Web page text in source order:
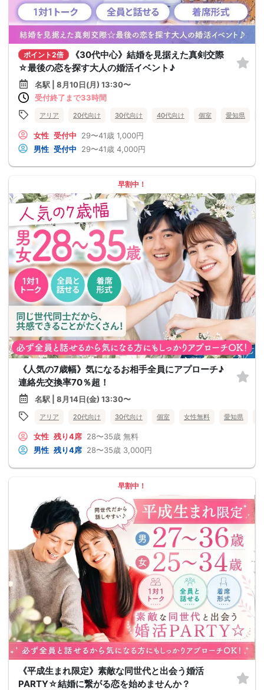
ポイント2倍
《30代中心》結婚を見据えた真剣交際
☆最後の恋を探す大人の婚活イベント♪
名駅 | 8月10日(月) 13:30〜
受付終了まで33時間
アリア 20代向け 30代向け 40代向け 個室 愛知県
女性 受付中 29〜41歳 1,000円
男性 受付中 29〜41歳 4,000円
早割中！
《人気の7歳幅》気になるお相手全員にアプローチ♪
連絡先交換率70％超！
名駅 | 8月14日(金) 13:30〜
アリア 20代向け 30代向け 個室 女性無料 愛知県
女性 残り4席 28〜35歳 無料
男性 残り4席 28〜35歳 3,000円
早割中！
《平成生まれ限定》素敵な同世代と出会う婚活
PARTY☆結婚に繋がる恋を始めませんか？